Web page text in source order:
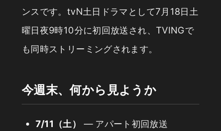
ンスです。tvN土日ドラマとして7月18日土
曜日夜9時10分に初回放送され、TVINGで
も同時ストリーミングされます。
今週末、何から見ようか
7/11（土） — アパート初回放送